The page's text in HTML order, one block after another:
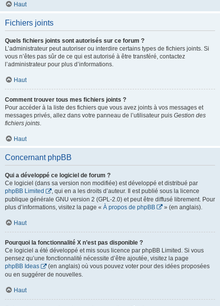
Haut
Fichiers joints
Quels fichiers joints sont autorisés sur ce forum ?
L’administrateur peut autoriser ou interdire certains types de fichiers joints. Si
vous n’êtes pas sûr de ce qui est autorisé à être transféré, contactez
l’administrateur pour plus d’informations.
Haut
Comment trouver tous mes fichiers joints ?
Pour accéder à la liste des fichiers que vous avez joints à vos messages et
messages privés, allez dans votre panneau de l’utilisateur puis Gestion des
fichiers joints.
Haut
Concernant phpBB
Qui a développé ce logiciel de forum ?
Ce logiciel (dans sa version non modifiée) est développé et distribué par
phpBB Limited
, qui en a les droits d’auteur. Il est publié sous la licence
publique générale GNU version 2 (GPL-2.0) et peut être diffusé librement. Pour
plus d’informations, visitez la page « À propos de phpBB » (en anglais).
Haut
Pourquoi la fonctionnalité X n’est pas disponible ?
Ce logiciel a été développé et mis sous licence par phpBB Limited. Si vous
pensez qu’une fonctionnalité nécessite d’être ajoutée, visitez la page
phpBB Ideas
(en anglais) où vous pouvez voter pour des idées proposées
ou en suggérer de nouvelles.
Haut